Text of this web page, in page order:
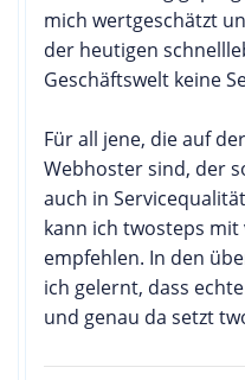
mich wertgeschätzt
der heutigen
Geschäftswelt keine
Für all jene, die auf
Webhoster sind, der
auch in
kann ich twosteps
empfehlen. In den
ich gelernt, dass
und genau da setzt